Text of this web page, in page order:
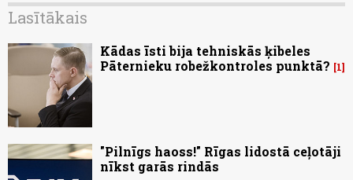
Lasītākais
Kādas īsti bija tehniskās ķibeles
Pāternieku robežkontroles punktā?
1
"Pilnīgs haoss!" Rīgas lidostā ceļotāji
nīkst garās rindās